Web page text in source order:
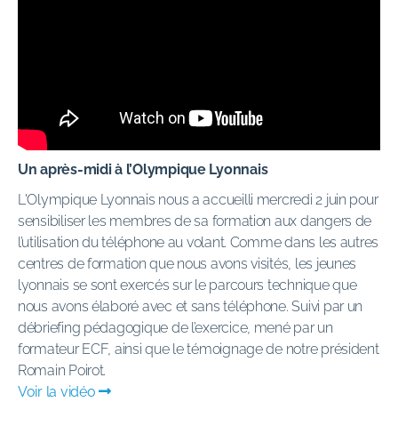
Un après-midi à l’Olympique Lyonnais
L'Olympique Lyonnais nous a accueilli mercredi 2 juin pour
sensibiliser les membres de sa formation aux dangers de
l’utilisation du téléphone au volant. Comme dans les autres
centres de formation que nous avons visités, les jeunes
lyonnais se sont exercés sur le parcours technique que
nous avons élaboré avec et sans téléphone. Suivi par un
débriefing pédagogique de l’exercice, mené par un
formateur ECF, ainsi que le témoignage de notre président
Romain Poirot.
Voir la vidéo